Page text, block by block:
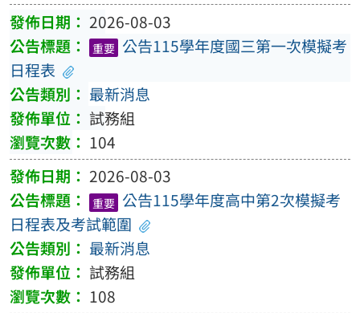
2026-08-03
重要 公告115學年度國三第一次模擬考
日程表
最新消息
試務組
104
2026-08-03
重要 公告115學年度高中第2次模擬考
日程表及考試範圍
最新消息
試務組
108